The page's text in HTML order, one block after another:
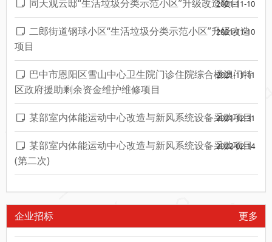
同天观云邸“生活垃圾分类示范小区”升级改造项目
2021-11-10
二郎街道钢球小区“生活垃圾分类示范小区”升级改造
项目
2021-11-10
巴中市恩阳区雪山中心卫生院门诊住院综合楼澳门特
区政府援助剩余资金维护维修项目
2021-11-11
某部室内体能运动中心改造与新风系统设备采购项目
2021-12-31
某部室内体能运动中心改造与新风系统设备采购项目
(第二次)
2022-02-14
更多
企业招标